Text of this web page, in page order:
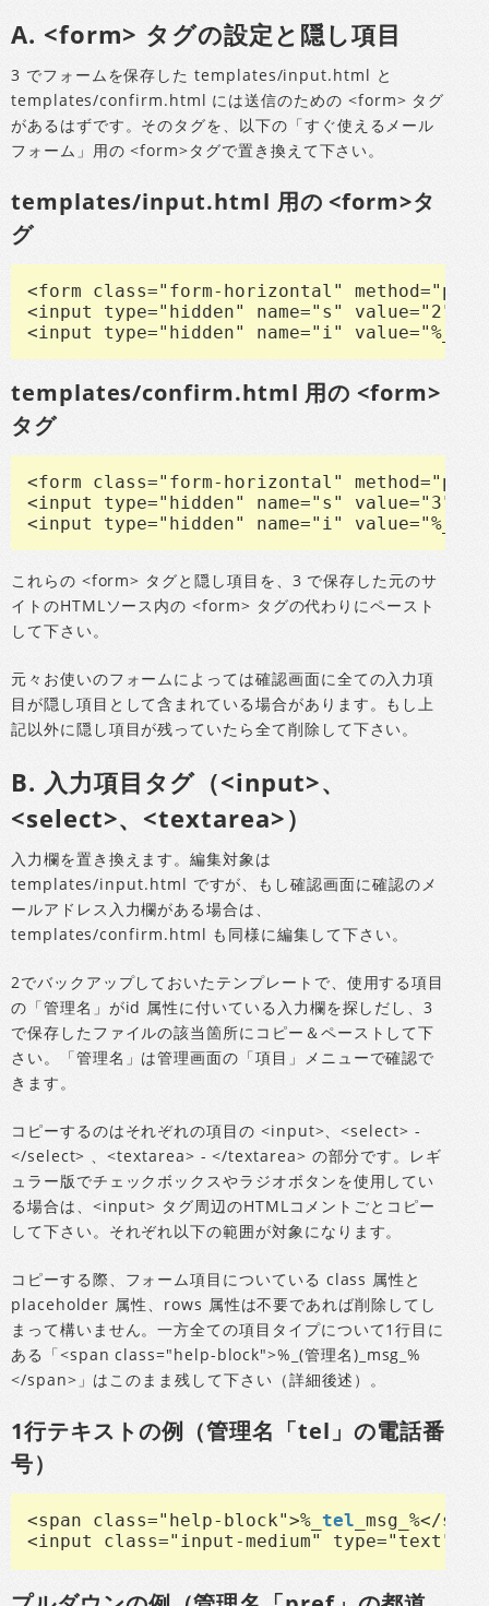
A. <form> タグの設定と隠し項目
3 でフォームを保存した templates/input.html と
templates/confirm.html には送信のための <form> タグ
があるはずです。そのタグを、以下の「すぐ使えるメール
フォーム」用の <form>タグで置き換えて下さい。
templates/input.html 用の <form>タ
グ
<form class="form-horizontal"
<input type="hidden" name="s" value="2">
<input type="hidden" name="i"
templates/confirm.html 用の <form>
タグ
<form class="form-horizontal"
<input type="hidden" name="s" value="3">
<input type="hidden" name="i"
これらの <form> タグと隠し項目を、3 で保存した元のサ
イトのHTMLソース内の <form> タグの代わりにペースト
して下さい。
元々お使いのフォームによっては確認画面に全ての入力項
目が隠し項目として含まれている場合があります。もし上
記以外に隠し項目が残っていたら全て削除して下さい。
B. 入力項目タグ（<input>、
<select>、<textarea>）
入力欄を置き換えます。編集対象は
templates/input.html ですが、もし確認画面に確認のメ
ールアドレス入力欄がある場合は、
templates/confirm.html も同様に編集して下さい。
2でバックアップしておいたテンプレートで、使用する項目
の「管理名」がid 属性に付いている入力欄を探しだし、3
で保存したファイルの該当箇所にコピー＆ペーストして下
さい。「管理名」は管理画面の「項目」メニューで確認で
きます。
コピーするのはそれぞれの項目の <input>、<select> -
</select> 、<textarea> - </textarea> の部分です。レギ
ュラー版でチェックボックスやラジオボタンを使用してい
る場合は、<input> タグ周辺のHTMLコメントごとコピー
して下さい。それぞれ以下の範囲が対象になります。
コピーする際、フォーム項目についている class 属性と
placeholder 属性、rows 属性は不要であれば削除してし
まって構いません。一方全ての項目タイプについて1行目に
ある「<span class="help-block">%_(管理名)_msg_%
</span>」はこのまま残して下さい（詳細後述）。
1行テキストの例（管理名「tel」の電話番
号）
<span class="help-block">%_ tel _msg_%</
<input class="input-medium" type="text"